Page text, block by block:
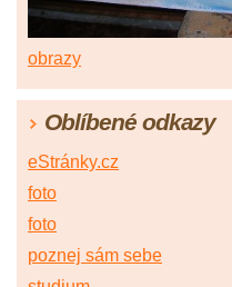
obrazy
Oblíbené odkazy
eStránky.cz
foto
foto
poznej sám sebe